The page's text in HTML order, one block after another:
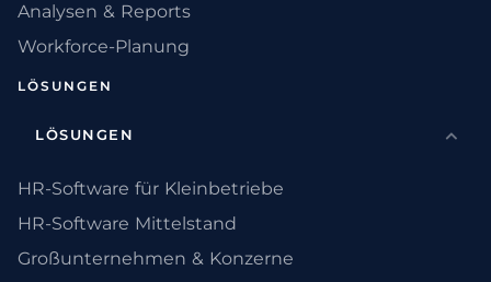
Analysen & Reports
Workforce-Planung
LÖSUNGEN
LÖSUNGEN
HR-Software für Kleinbetriebe
HR-Software Mittelstand
Großunternehmen & Konzerne